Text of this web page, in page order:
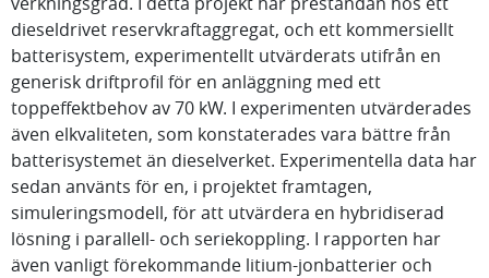
dieseldrivet reservkraftaggregat, och ett kommersiellt
batterisystem, experimentellt utvärderats utifrån en
generisk driftprofil för en anläggning med ett
toppeffektbehov av 70 kW. I experimenten utvärderades
även elkvaliteten, som konstaterades vara bättre från
batterisystemet än dieselverket. Experimentella data har
sedan använts för en, i projektet framtagen,
simuleringsmodell, för att utvärdera en hybridiserad
lösning i parallell- och seriekoppling. I rapporten har
även vanligt förekommande litium-jonbatterier och